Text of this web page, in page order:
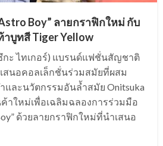
Boy” ลายกราฟิกใหม่ กับ
าบูทสี Tiger Yellow
กะ ไทเกอร์) แบรนด์แฟชั่นสัญชาติ
สนอคอลเล็กชั่นร่วมสมัยที่ผสม
และนวัตกรรมอันล้ำสมัย Onitsuka
ค้าใหม่เพื่อเฉลิมฉลองการร่วมมือ
ด้วยลายกราฟิกใหม่ที่นำเสนอ